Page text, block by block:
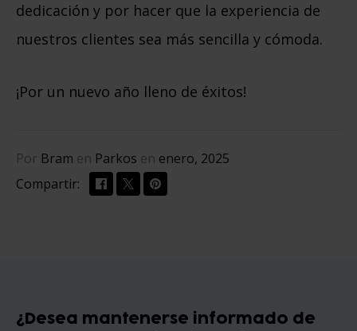
dedicación y por hacer que la experiencia de
nuestros clientes sea más sencilla y cómoda.
¡Por un nuevo año lleno de éxitos!
Por Bram en Parkos en enero, 2025
Compartir:
¿Desea mantenerse informado de